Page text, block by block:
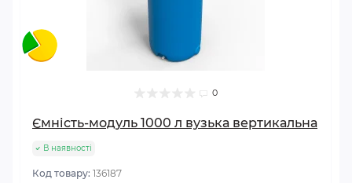
0
Ємність-модуль 1000 л вузька вертикальна
В наявності
Код товару: 136187